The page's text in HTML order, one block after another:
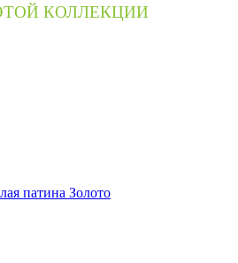
КОЛЛЕКЦИИ
патина Золото